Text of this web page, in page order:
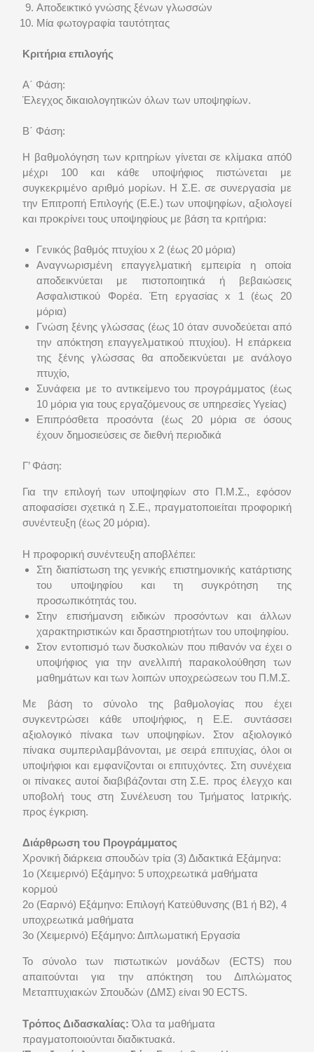
Αποδεικτικό γνώσης ξένων γλωσσών
Μία φωτογραφία ταυτότητας
Κριτήρια επιλογής
Α΄ Φάση:
Έλεγχος δικαιολογητικών όλων των υποψηφίων.
Β΄ Φάση:
Η βαθμολόγηση των κριτηρίων γίνεται σε κλίμακα από0
μέχρι 100 και κάθε υποψήφιος πιστώνεται με
συγκεκριμένο αριθμό μορίων. Η Σ.Ε. σε συνεργασία με
την Επιτροπή Επιλογής (Ε.Ε.) των υποψηφίων, αξιολογεί
και προκρίνει τους υποψηφίους με βάση τα κριτήρια:
Γενικός βαθμός πτυχίου x 2 (έως 20 μόρια)
Αναγνωρισμένη επαγγελματική εμπειρία η οποία
αποδεικνύεται με πιστοποιητικά ή βεβαιώσεις
Ασφαλιστικού Φορέα. Έτη εργασίας x 1 (έως 20
μόρια)
Γνώση ξένης γλώσσας (έως 10 όταν συνοδεύεται από
την απόκτηση επαγγελματικού πτυχίου). Η επάρκεια
της ξένης γλώσσας θα αποδεικνύεται με ανάλογο
πτυχίο,
Συνάφεια με το αντικείμενο του προγράμματος (έως
10 μόρια για τους εργαζόμενους σε υπηρεσίες Υγείας)
Επιπρόσθετα προσόντα (έως 20 μόρια σε όσους
έχουν δημοσιεύσεις σε διεθνή περιοδικά
Γ’ Φάση:
Για την επιλογή των υποψηφίων στο Π.Μ.Σ., εφόσον
αποφασίσει σχετικά η Σ.Ε., πραγματοποιείται προφορική
συνέντευξη (έως 20 μόρια).
Η προφορική συνέντευξη αποβλέπει:
Στη διαπίστωση της γενικής επιστημονικής κατάρτισης
του υποψηφίου και τη συγκρότηση της
προσωπικότητάς του.
Στην επισήμανση ειδικών προσόντων και άλλων
χαρακτηριστικών και δραστηριοτήτων του υποψηφίου.
Στον εντοπισμό των δυσκολιών που πιθανόν να έχει ο
υποψήφιος για την ανελλιπή παρακολούθηση των
μαθημάτων και των λοιπών υποχρεώσεων του Π.Μ.Σ.
Με βάση το σύνολο της βαθμολογίας που έχει
συγκεντρώσει κάθε υποψήφιος, η Ε.Ε. συντάσσει
αξιολογικό πίνακα των υποψηφίων. Στον αξιολογικό
πίνακα συμπεριλαμβάνονται, με σειρά επιτυχίας, όλοι οι
υποψήφιοι και εμφανίζονται οι επιτυχόντες. Στη συνέχεια
οι πίνακες αυτοί διαβιβάζονται στη Σ.Ε. προς έλεγχο και
υποβολή τους στη Συνέλευση του Τμήματος Ιατρικής.
προς έγκριση.
Διάρθρωση του Προγράμματος
Χρονική διάρκεια σπουδών τρία (3) Διδακτικά Εξάμηνα:
1ο (Χειμερινό) Εξάμηνο: 5 υποχρεωτικά μαθήματα
κορμού
2ο (Εαρινό) Εξάμηνο: Επιλογή Κατεύθυνσης (Β1 ή Β2), 4
υποχρεωτικά μαθήματα
3ο (Χειμερινό) Εξάμηνο: Διπλωματική Εργασία
Το σύνολο των πιστωτικών μονάδων (ECTS) που
απαιτούνται για την απόκτηση του Διπλώματος
Μεταπτυχιακών Σπουδών (ΔΜΣ) είναι 90 ECTS.
Τρόπος Διδασκαλίας: Όλα τα μαθήματα
πραγματοποιούνται διαδικτυακά.